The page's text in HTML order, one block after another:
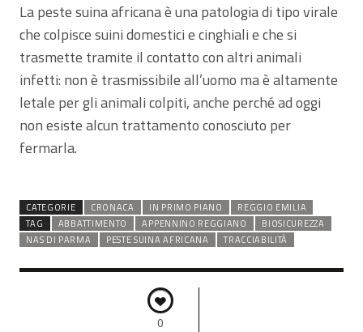
La peste suina africana è una patologia di tipo virale
che colpisce suini domestici e cinghiali e che si
trasmette tramite il contatto con altri animali
infetti: non è trasmissibile all’uomo ma è altamente
letale per gli animali colpiti, anche perché ad oggi
non esiste alcun trattamento conosciuto per
fermarla.
CATEGORIE CRONACA IN PRIMO PIANO
REGGIO EMILIA
TAG
ABBATTIMENTO APPENNINO REGGIANO
BIOSICUREZZA
NAS DI PARMA
PESTE SUINA AFRICANA TRACCIABILITÀ
0